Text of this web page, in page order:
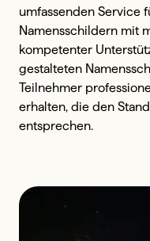
umfassenden Service
Namensschildern mit
kompetenter
gestalteten
Teilnehmer
erhalten, die den
entsprechen.